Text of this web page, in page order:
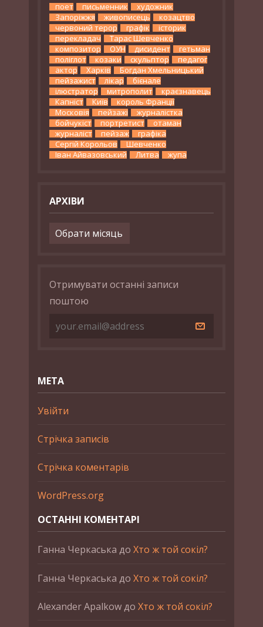
поет письменник
художник
Запоріжжя
живописець
козацтво
червоний терор
графік
історик
перекладач
Тарас Шевченко
композитор
ОУН дисидент
гетьман
поліглот
козаки скульптор
педагог
актор
Харків
Богдан Хмельницький
пейзажист
лікар
бієнале
ілюстратор
митрополит
краєзнавець
Капніст
Київ
король Франції
Московія
пейзажі
журналістка
бойчукіст
портретист
отаман
журналіст
пейзаж
графіка
Сергій Корольов
Шевченко
Іван Айвазовський
Литва жупа
АРХІВИ
Архіви
Отримувати останні записи
поштою
МЕТА
Увійти
Стрічка записів
Стрічка коментарів
WordPress.org
ОСТАННІ КОМЕНТАРІ
Ганна Черкаська до Хто ж той сокіл?
Ганна Черкаська до Хто ж той сокіл?
Alexander Apalkowдо Хто ж той сокіл?